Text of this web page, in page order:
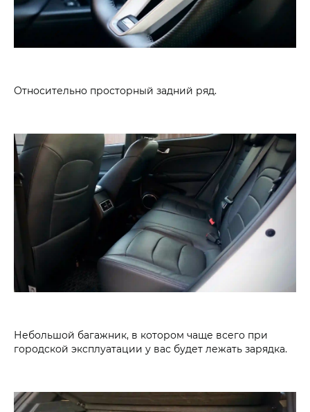
Относительно просторный задний ряд.
Небольшой багажник, в котором чаще всего при
городской эксплуатации у вас будет лежать зарядка.